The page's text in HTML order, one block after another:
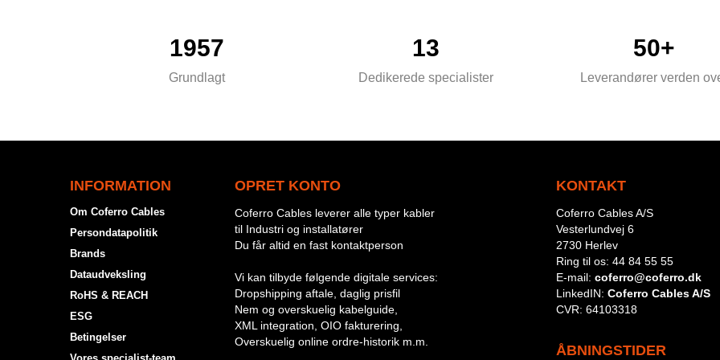
1957
Grundlagt
13
Dedikerede specialister
50+
Leverandører verden
INFORMATION
Om Coferro Cables
Persondatapolitik
Brands
Dataudveksling
RoHS & REACH
ESG
Betingelser
OPRET KONTO
Coferro Cables leverer alle typer kabler
til Industri og installatører
Du får altid en fast kontaktperson
Vi kan tilbyde følgende digitale services:
Dropshipping aftale, daglig prisfil
Nem og overskuelig kabelguide,
XML integration, OIO fakturering,
Overskuelig online ordre-historik m.m.
KONTAKT
Coferro Cables A/S
Vesterlundvej 6
2730 Herlev
Ring til os: 44 84 55 55
E-mail: coferro@coferro.dk
LinkedIN: Coferro Cables A/S
CVR: 64103318
ÅBNINGSTIDER